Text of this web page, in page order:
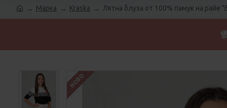
Марка Kraska Лятна блуза от 100% памук на райе
НОВО